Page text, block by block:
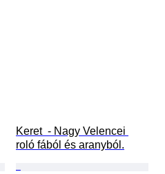
Keret  - Nagy Velencei
roló fából és aranyból.